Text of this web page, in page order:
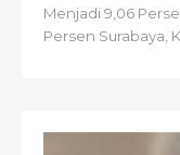
Menjadi 9,06
Persen Surabaya,